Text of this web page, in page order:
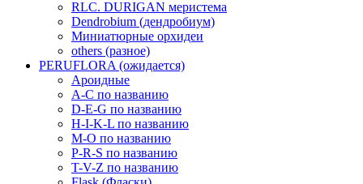
RLC. DURIGAN меристема
Dendrobium (дендробиум)
Миниатюрные орхидеи
others (разное)
PERUFLORA (ожидается)
Ароидные
A-C по названию
D-E-G по названию
H-I-K-L по названию
M-O по названию
P-R-S по названию
T-V-Z по названию